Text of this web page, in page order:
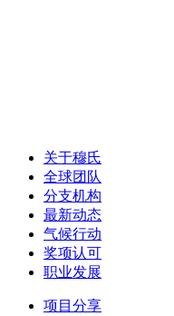
关于穆氏
全球团队
分支机构
最新动态
气候行动
奖项认可
职业发展
项目分享